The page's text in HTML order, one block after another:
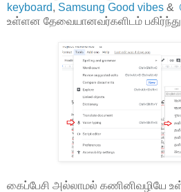
keyboard, Samsung Good vibes &
உள்ளன தேவையானவர்களிடம்
கைப்பேசி அல்லாமல் கணினிவழியே